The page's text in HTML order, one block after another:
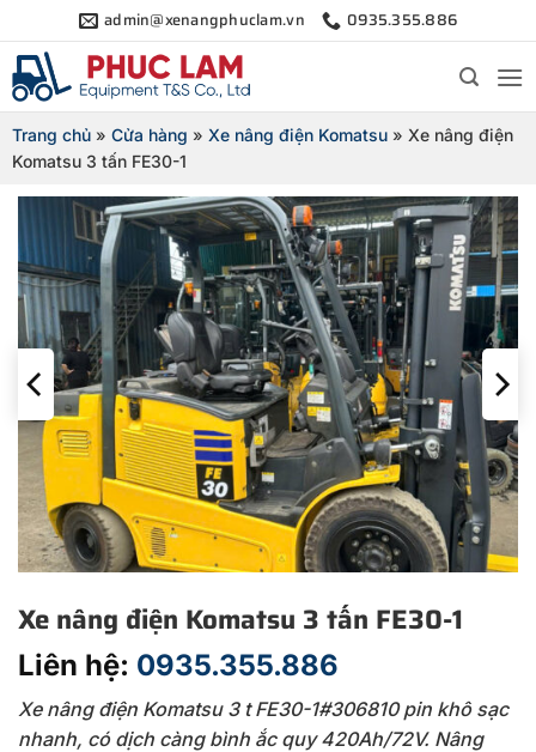
qua
nội
dung
admin@xenangphuclam.vn 0935.355.886
Trang chủ » Cửa hàng » Xe nâng điện Komatsu » Xe nâng điện
Komatsu 3 tấn FE30-1
Xe nâng điện Komatsu 3 tấn FE30-1
Liên hệ: 0935.355.886
Xe nâng điện Komatsu 3 t FE30-1#306810 pin khô sạc
nhanh, có dịch càng bình ắc quy 420Ah/72V. Nâng